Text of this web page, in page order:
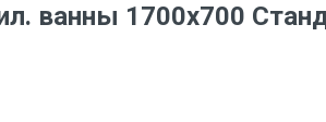
ванны 1700х700